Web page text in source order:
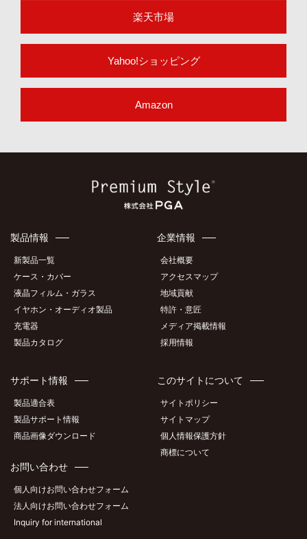
楽天市場
Yahoo!ショッピング
Amazon
製品情報
新製品一覧
ケース・カバー
液晶フィルム・ガラス
イヤホン・オーディオ製品
充電器
製品カタログ
企業情報
会社概要
アクセスマップ
地域貢献
特許・意匠
メディア掲載情報
採用情報
サポート情報
製品適合表
製品サポート情報
商品画像ダウンロード
お問い合わせ
個人向けお問い合わせフォーム
法人向けお問い合わせフォーム
Inquiry for international
このサイトについて
サイトポリシー
サイトマップ
個人情報保護方針
商標について